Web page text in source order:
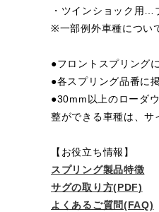
・ツインショック用…
※一部例外車種につい
●フロントスプリング
●各スプリング品番に
●30mm以上のローダ
整ができる車種は、サ
【お役立ち情報】
スプリング製品特徴
サグの取り方(PDF)
よくあるご質問(FAQ)